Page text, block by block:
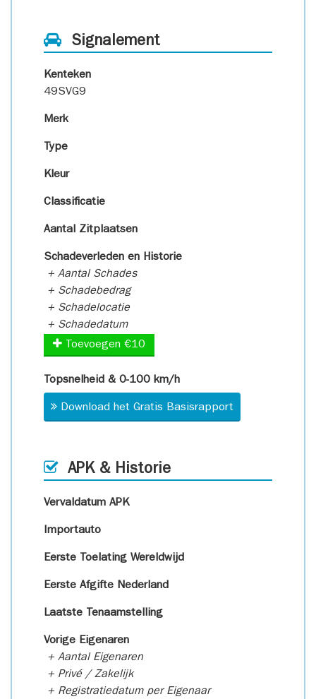
Signalement
Kenteken
49SVG9
Merk
Type
Kleur
Classificatie
Aantal Zitplaatsen
Schadeverleden en Historie
+ Aantal Schades
+ Schadebedrag
+ Schadelocatie
+ Schadedatum
Toevoegen €10
Topsnelheid & 0-100 km/h
Download het Gratis Basisrapport
APK & Historie
Vervaldatum APK
Importauto
Eerste Toelating Wereldwijd
Eerste Afgifte Nederland
Laatste Tenaamstelling
Vorige Eigenaren
+ Aantal Eigenaren
+ Privé / Zakelijk
+ Registratiedatum per Eigenaar